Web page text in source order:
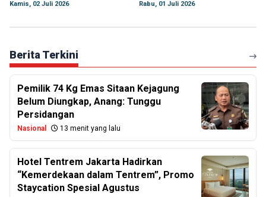
Kamis, 02 Juli 2026 Rabu, 01 Juli 2026
Berita Terkini
Pemilik 74 Kg Emas Sitaan Kejagung
Belum Diungkap, Anang: Tunggu
Persidangan
Nasional 13 menit yang lalu
Hotel Tentrem Jakarta Hadirkan
“Kemerdekaan dalam Tentrem”, Promo
Staycation Spesial Agustus